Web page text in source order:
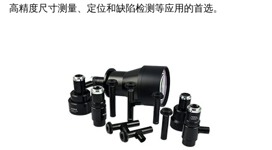
高精度尺寸测量、定位和缺陷检测等应用的首选。